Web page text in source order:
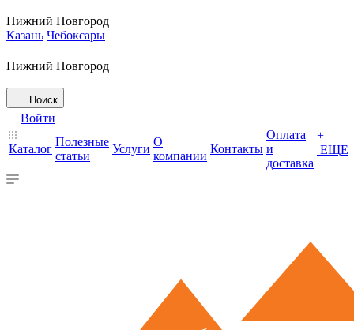
Нижний Новгород
Казань Чебоксары
Нижний Новгород
Поиск
Войти
Каталог
Полезные
статьи
Услуги
О
компании
Контакты
Оплата
и
доставка
+
ЕЩЕ